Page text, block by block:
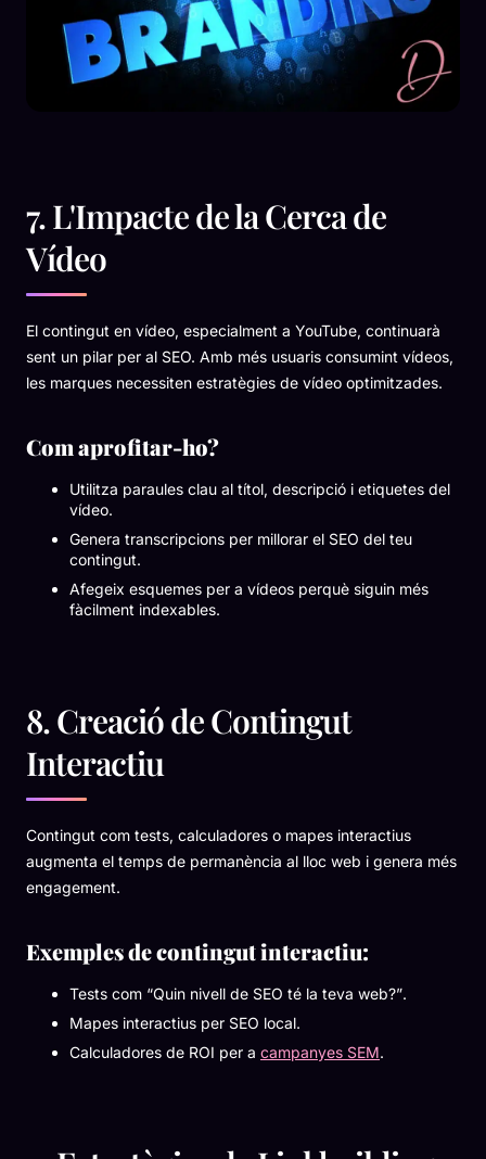
7. L'Impacte de la Cerca de
Vídeo
El contingut en vídeo, especialment a YouTube, continuarà
sent un pilar per al SEO. Amb més usuaris consumint vídeos,
les marques necessiten estratègies de vídeo optimitzades.
Com aprofitar-ho?
Utilitza paraules clau al títol, descripció i etiquetes del
vídeo.
Genera transcripcions per millorar el SEO del teu
contingut.
Afegeix esquemes per a vídeos perquè siguin més
fàcilment indexables.
8. Creació de Contingut
Interactiu
Contingut com tests, calculadores o mapes interactius
augmenta el temps de permanència al lloc web i genera més
engagement.
Exemples de contingut interactiu:
Tests com “Quin nivell de SEO té la teva web?”.
Mapes interactius per SEO local.
Calculadores de ROI per a campanyes SEM.